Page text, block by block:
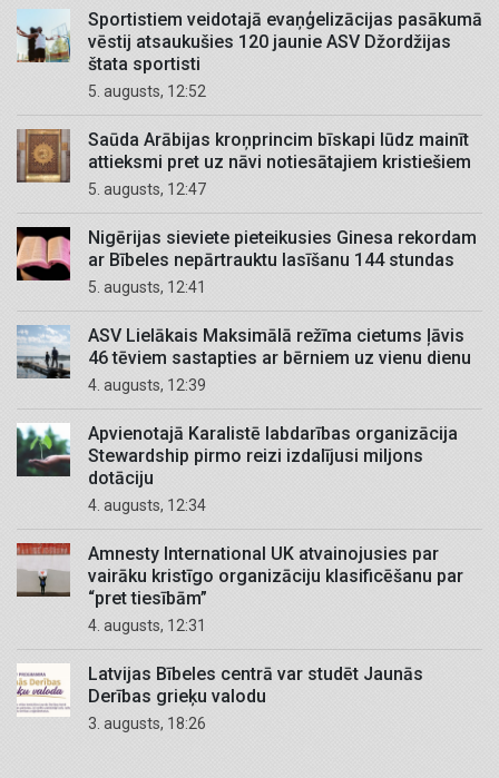
Sportistiem veidotajā evaņģelizācijas pasākumā
vēstij atsaukušies 120 jaunie ASV Džordžijas
štata sportisti
5. augusts, 12:52
Saūda Arābijas kroņprincim bīskapi lūdz mainīt
attieksmi pret uz nāvi notiesātajiem kristiešiem
5. augusts, 12:47
Nigērijas sieviete pieteikusies Ginesa rekordam
ar Bībeles nepārtrauktu lasīšanu 144 stundas
5. augusts, 12:41
ASV Lielākais Maksimālā režīma cietums ļāvis
46 tēviem sastapties ar bērniem uz vienu dienu
4. augusts, 12:39
Apvienotajā Karalistē labdarības organizācija
Stewardship pirmo reizi izdalījusi miljons
dotāciju
4. augusts, 12:34
Amnesty International UK atvainojusies par
vairāku kristīgo organizāciju klasificēšanu par
“pret tiesībām”
4. augusts, 12:31
Latvijas Bībeles centrā var studēt Jaunās
Derības grieķu valodu
3. augusts, 18:26